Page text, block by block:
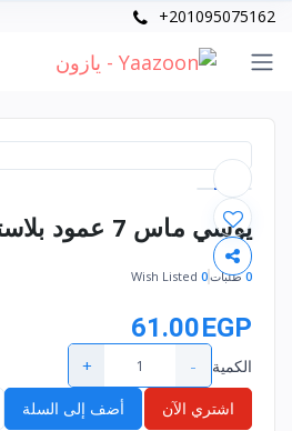
+201095075162
يوسي ماس 7 عمود بلاستيك كود 1125
0طلبات0
61.00EGP
الكمية -
+
اشتري الآن أضف إلى السلة